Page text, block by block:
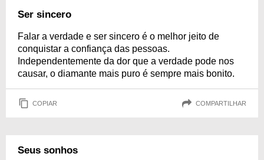
Ser sincero
Falar a verdade e ser sincero é o melhor jeito de
conquistar a confiança das pessoas.
Independentemente da dor que a verdade pode nos
causar, o diamante mais puro é sempre mais bonito.
COPIAR COMPARTILHAR
Seus sonhos